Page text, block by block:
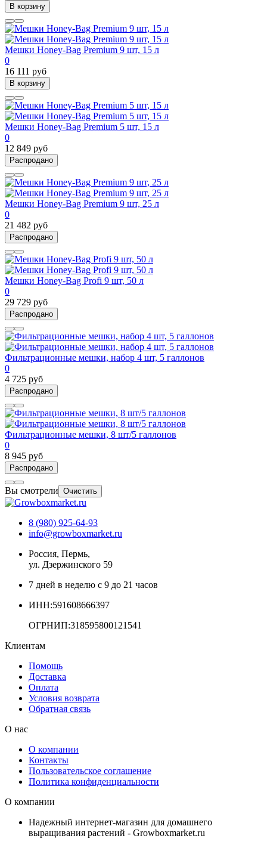
В корзину
Мешки Honey-Bag Premium 9 шт, 15 л
0
16 111 руб
В корзину
Мешки Honey-Bag Premium 5 шт, 15 л
0
12 849 руб
Распродано
Мешки Honey-Bag Premium 9 шт, 25 л
0
21 482 руб
Распродано
Мешки Honey-Bag Profi 9 шт, 50 л
0
29 729 руб
Распродано
Фильтрационные мешки, набор 4 шт, 5 галлонов
0
4 725 руб
Распродано
Фильтрационные мешки, 8 шт/5 галлонов
0
8 945 руб
Распродано
Вы смотрели Очистить
8 (980) 925-64-93
info@growboxmarket.ru
Россия, Пермь,
ул. Дзержинского 59
7 дней в неделю с 9 до 21 часов
ИНН:591608666397
ОГРНИП:318595800121541
Клиентам
Помощь
Доставка
Оплата
Условия возврата
Обратная связь
О нас
О компании
Контакты
Пользовательское соглашение
Политика конфиденциальности
О компании
Надежный интернет-магазин для домашнего
выращивания растений - Growboxmarket.ru